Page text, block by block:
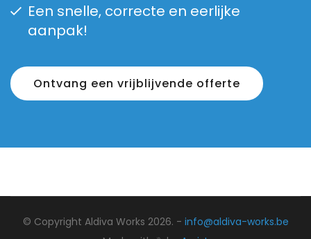
Een snelle, correcte en eerlijke
aanpak!
Ontvang een vrijblijvende offerte
© Copyright Aldiva Works 2026. - info@aldiva-works.be